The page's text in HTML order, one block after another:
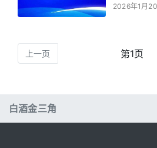
2026年1月
上一页 第1页
白酒金三角